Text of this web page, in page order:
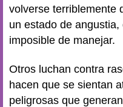
volverse terriblemente
un estado de
imposible de manejar.
Otros luchan contra
hacen que se sientan
peligrosas que